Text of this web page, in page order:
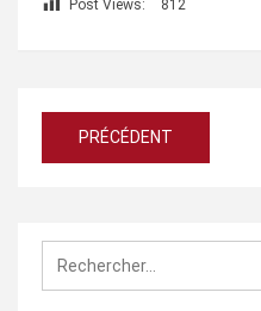
Post Views: 812
Navigation
PRÉCÉDENT
Rechercher :